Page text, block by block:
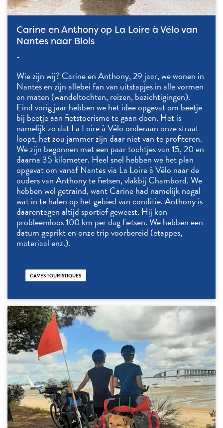
Carine en Anthony op La Loire à Vélo van
Nantes naar Blois
-
Wie zijn wij? Carine en Anthony, 29 jaar, we wonen in
Nantes en zijn allebei fan van uitstapjes in alle vormen
en maten (wandeltochten, reizen, bezichtigingen).
Eind vorig jaar hebben we het idee opgevat om beetje
bij beetje aan fietstoerisme te gaan doen. Het is
namelijk zo dat La Loire à Vélo onderaan onze straat
loopt, het zou jammer zijn daar niet van te profiteren.
We zijn begonnen met een paar tochtjes van 15, 20 en
daarna 35 kilometer. Heel snel hebben we het plan
opgevat om vanaf Nantes via La Loire à Vélo naar de
ouders van Anthony te fietsen, vlakbij Chambord. We
hebben wel getraind, want Carine had namelijk nogal
wat in te halen op het gebied van conditie. Anthony is
daarentegen altijd sportief geweest. Hij kon
probleemloos 100 km per dag fietsen. We hebben een
datum geprikt en onze trip voorbereid (etappes,
materiaal enz.).
CAVES TOURISTIQUES